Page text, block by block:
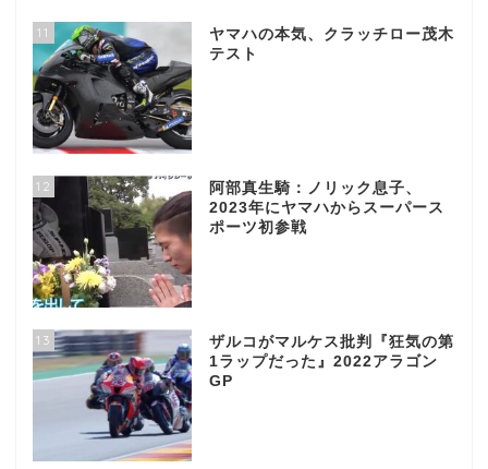
11
ヤマハの本気、クラッチロー茂木
テスト
12
阿部真生騎：ノリック息子、
2023年にヤマハからスーパース
ポーツ初参戦
13
ザルコがマルケス批判『狂気の第
1ラップだった』2022アラゴン
GP